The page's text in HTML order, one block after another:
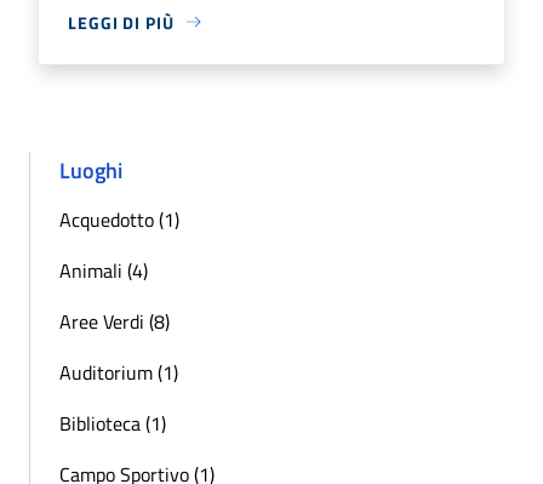
LEGGI DI PIÙ
Luoghi
Acquedotto (1)
Animali (4)
Aree Verdi (8)
Auditorium (1)
Biblioteca (1)
Campo Sportivo (1)